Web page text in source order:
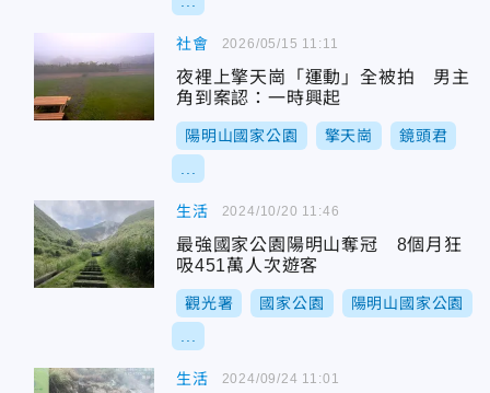
社會
夜裡上擎天崗「運動」全被拍 男主
角到案認：一時興起
陽明山國家公園 擎天崗 鏡頭君
2026/05/15 11:11
生活
最強國家公園陽明山奪冠 8個月狂
吸451萬人次遊客
觀光署 國家公園 陽明山國家公園
2024/10/20 11:46
生活 2024/09/24 11:01